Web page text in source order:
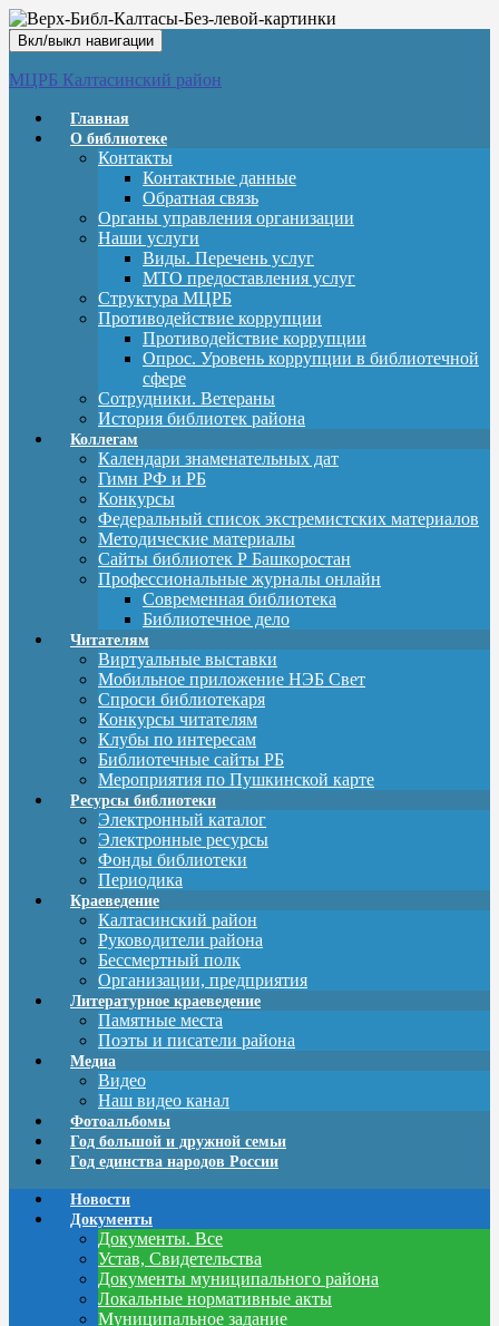
Вкл/выкл навигации
МЦРБ Калтасинский район
Главная
О библиотеке
Контакты
Контактные данные
Обратная связь
Органы управления организации
Наши услуги
Виды. Перечень услуг
МТО предоставления услуг
Структура МЦРБ
Противодействие коррупции
Противодействие коррупции
Опрос. Уровень коррупции в библиотечной
сфере
Сотрудники. Ветераны
История библиотек района
Коллегам
Календари знаменательных дат
Гимн РФ и РБ
Конкурсы
Федеральный список экстремистских материалов
Методические материалы
Сайты библиотек Р Башкоростан
Профессиональные журналы онлайн
Современная библиотека
Библиотечное дело
Читателям
Виртуальные выставки
Мобильное приложение НЭБ Свет
Спроси библиотекаря
Конкурсы читателям
Клубы по интересам
Библиотечные сайты РБ
Мероприятия по Пушкинской карте
Ресурсы библиотеки
Электронный каталог
Электронные ресурсы
Фонды библиотеки
Периодика
Краеведение
Калтасинский район
Руководители района
Бессмертный полк
Организации, предприятия
Литературное краеведение
Памятные места
Поэты и писатели района
Медиа
Видео
Наш видео канал
Фотоальбомы
Год большой и дружной семьи
Год единства народов России
Новости
Документы
Документы. Все
Устав, Свидетельства
Документы муниципального района
Локальные нормативные акты
Муниципальное задание